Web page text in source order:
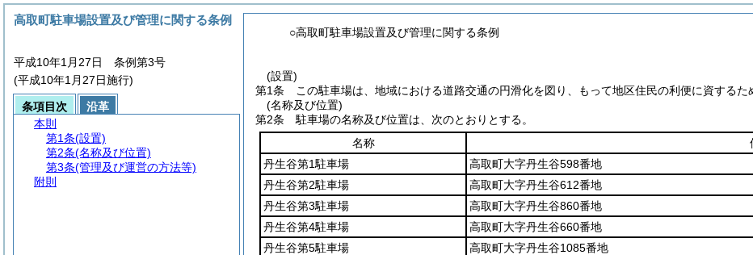
○高取町駐車場設置及び管理に関する条例
(設置)
第1条
この駐車場は、地域における道路交通の円滑化を図り、もって地区住民の利便に資するた
(名称及び位置)
第2条
駐車場の名称及び位置は、次のとおりとする。
名称
丹生谷第1駐車場
高取町大字丹生谷598番地
丹生谷第2駐車場
高取町大字丹生谷612番地
丹生谷第3駐車場
高取町大字丹生谷860番地
丹生谷第4駐車場
高取町大字丹生谷660番地
丹生谷第5駐車場
高取町大字丹生谷1085番地
高取町駐車場設置及び管理に関する条例
平成10年1月27日 条例第3号
(平成10年1月27日施行)
条項目次
沿革
本則
第1条(設置)
第2条(名称及び位置)
第3条(管理及び運営の方法等)
附則